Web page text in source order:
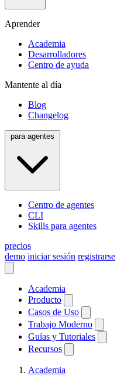
Aprender
Academia
Desarrolladores
Centro de ayuda
Mantente al día
Blog
Changelog
Centro de agentes
CLI
Skills para agentes
precios
demo iniciar sesión registrarse
Academia
Producto
Casos de Uso
Trabajo Moderno
Guías y Tutoriales
Recursos
Academia